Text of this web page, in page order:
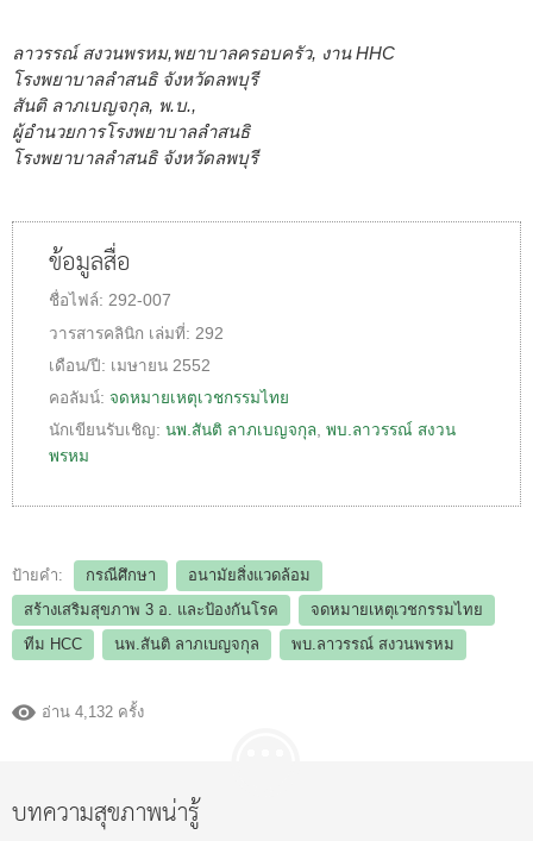
ลาวรรณ์ สงวนพรหม,พยาบาลครอบครัว, งาน HHC
โรงพยาบาลลำสนธิ จังหวัดลพบุรี
สันติ ลาภเบญจกุล, พ.บ.,
ผู้อำนวยการโรงพยาบาลลำสนธิ
โรงพยาบาลลำสนธิ จังหวัดลพบุรี
ข้อมูลสื่อ
ชื่อไฟล์: 292-007
วารสารคลินิก เล่มที่: 292
เดือน/ปี: เมษายน 2552
คอลัมน์: จดหมายเหตุเวชกรรมไทย
นักเขียนรับเชิญ: นพ.สันติ ลาภเบญจกุล พบ.ลาวรรณ์ สงวน
พรหม
ป้ายคำ: กรณีศึกษา
อนามัยสิ่งแวดล้อม
สร้างเสริมสุขภาพ 3 อ.​ และป้องกันโรค
จดหมายเหตุเวชกรรมไทย
ทีม HCC
นพ.สันติ ลาภเบญจกุล พบ.ลาวรรณ์ สงวนพรหม
อ่าน 4,132 ครั้ง
บทความสุขภาพน่ารู้